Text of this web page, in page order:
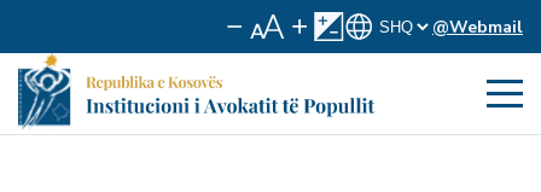
@Webmail